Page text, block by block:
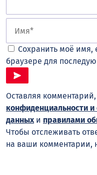
Сохранить моё имя,
браузере для
Оставляя
конфиденциальности
данныхи правилами
Чтобы отслеживать
на ваши комментарии,